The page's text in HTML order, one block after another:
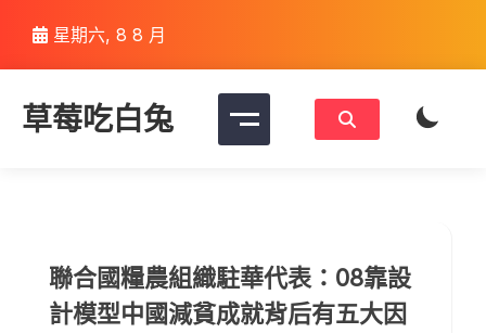
content
星期六, 8 8 月
草莓吃白兔
聯合國糧農組織駐華代表：08靠設
計模型中國減貧成就背后有五大因